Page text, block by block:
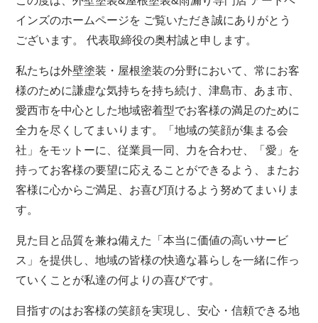
インズのホームページを ご覧いただき誠にありがとう
ございます。 代表取締役の奥村誠と申します。
私たちは外壁塗装・屋根塗装の分野において、常にお客
様のために謙虚な気持ちを持ち続け、津島市、あま市、
愛西市を中心とした地域密着型でお客様の満足のために
全力を尽くしてまいります。「地域の笑顔が集まる会
社」をモットーに、従業員一同、力を合わせ、「愛」を
持ってお客様の要望に応えることができるよう、またお
客様に心からご満足、お喜び頂けるよう努めてまいりま
す。
見た目と品質を兼ね備えた「本当に価値の高いサービ
ス」を提供し、地域の皆様の快適な暮らしを一緒に作っ
ていくことが私達の何よりの喜びです。
目指すのはお客様の笑顔を実現し、安心・信頼できる地